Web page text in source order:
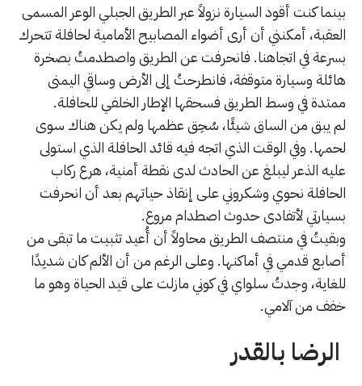
بينما كنت أقود السيارة نزولاً عبر الطريق الجبلي الوعر المسمى
العقبة، أمكنني أن أرى أضواء المصابيح الأمامية لحافلة تتحرك
بسرعة في اتجاهنا. فانحرفت عن الطريق واصطدمتُ بصخرة
هائلة وسيارة متوقفة، فانطرحتُ إلى الأرض وساقي اليمنى
ممتدة في وسط الطريق فسحقها الإطار الخلفي للحافلة.
لم يبق من الساق شيئًا، سُحِق عظمها ولم يكن هناك سوى
لحمها. وفي الوقت الذي اتجه فيه قائد الحافلة الذي استولى
عليه الذعر ليبلغ عن الحادث لدى نقطة أمنية، هرع ركاب
الحافلة نحوي وشكروني على إنقاذ حياتهم بعد أن انحرفت
بسيارتي لأتفادى حدوث اصطدام مروع.
وبقيتُ في منتصف الطريق محاولاً أن أُعيد تثبيت ما تبقى من
أصابع قدمي في أماكنها. وعلى الرغم من أن الألم كان شديدًا
للغاية، وجدتُ سلواي في كوني مازلت على قيد الحياة وهو ما
خفف من آلامي.
الرضا بالقدر